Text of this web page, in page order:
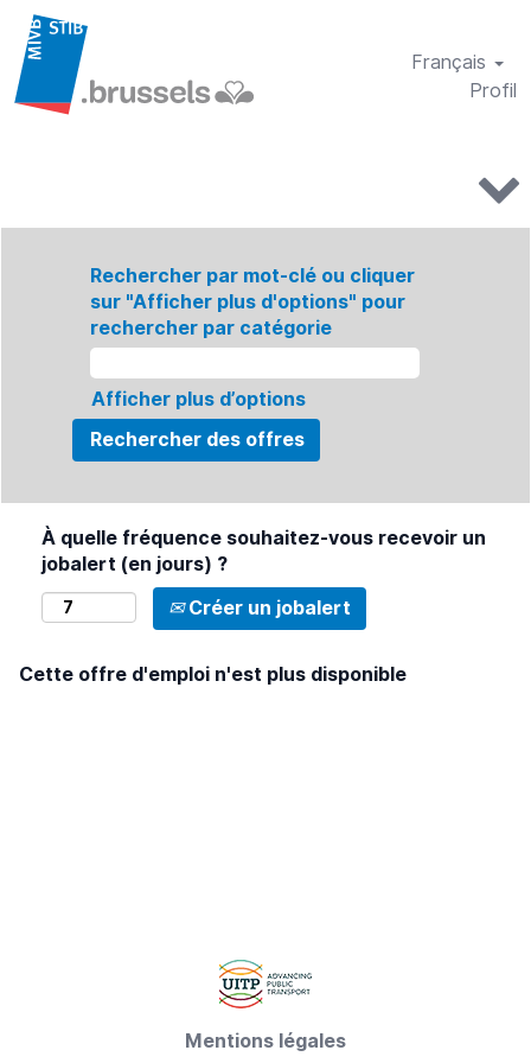
Français
Profil
Rechercher par mot-clé ou cliquer
sur "Afficher plus d'options" pour
rechercher par catégorie
Afficher plus d’options
À quelle fréquence souhaitez-vous recevoir un
jobalert (en jours) ?
Créer un jobalert
Cette offre d'emploi n'est plus disponible
Mentions légales